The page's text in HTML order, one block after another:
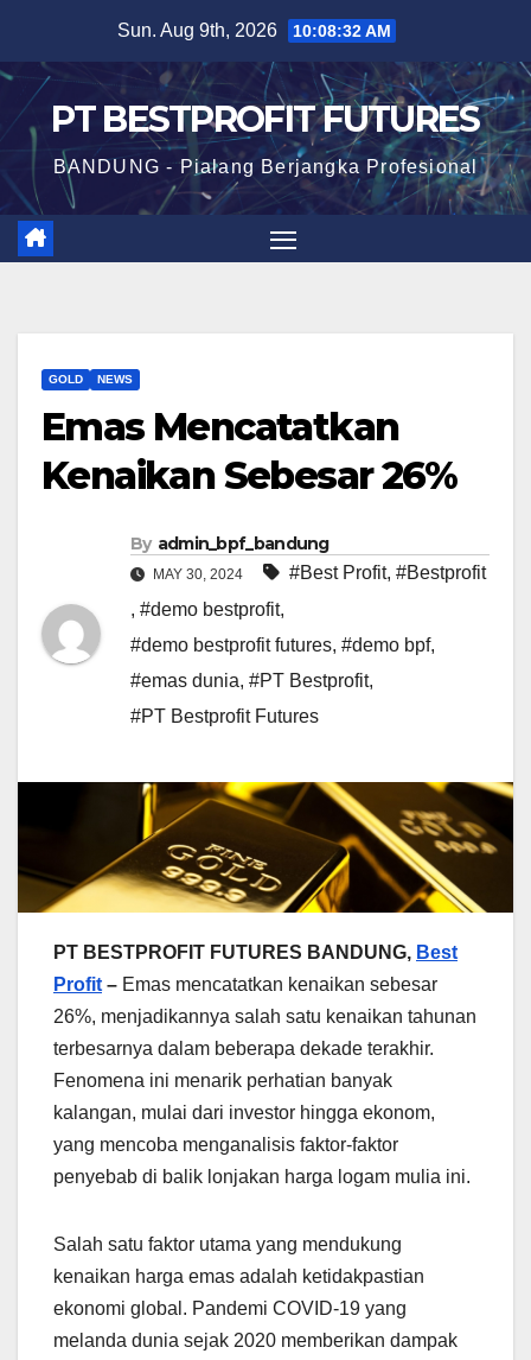
content
Sun. Aug 9th, 2026 10:08:33 AM
PT BESTPROFIT FUTURES
BANDUNG - Pialang Berjangka Profesional
GOLD NEWS
Emas Mencatatkan
Kenaikan Sebesar 26%
By admin_bpf_bandung
MAY 30, 2024 #Best Profit, #Bestprofit
, #demo bestprofit,
#demo bestprofit futures, #demo bpf,
#emas dunia, #PT Bestprofit,
#PT Bestprofit Futures
PT BESTPROFIT FUTURES BANDUNG, Best
Profit – Emas mencatatkan kenaikan sebesar
26%, menjadikannya salah satu kenaikan tahunan
terbesarnya dalam beberapa dekade terakhir.
Fenomena ini menarik perhatian banyak
kalangan, mulai dari investor hingga ekonom,
yang mencoba menganalisis faktor-faktor
penyebab di balik lonjakan harga logam mulia ini.
Salah satu faktor utama yang mendukung
kenaikan harga emas adalah ketidakpastian
ekonomi global. Pandemi COVID-19 yang
melanda dunia sejak 2020 memberikan dampak